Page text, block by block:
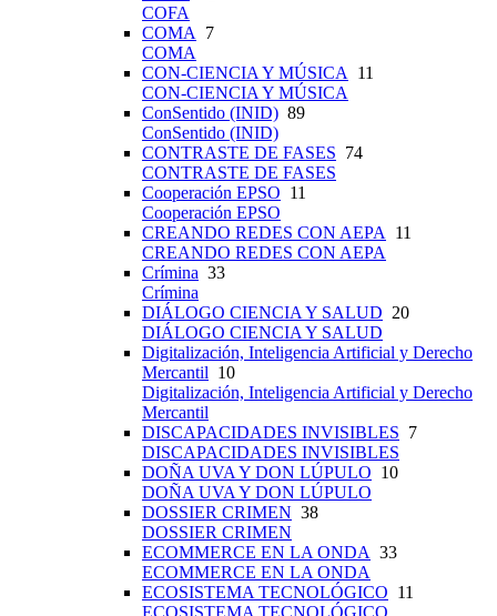
COFA
COMA
7
COMA
CON-CIENCIA Y MÚSICA
11
CON-CIENCIA Y MÚSICA
ConSentido (INID) 89
ConSentido (INID)
CONTRASTE DE FASES 74
CONTRASTE DE FASES
Cooperación EPSO 11
Cooperación EPSO
CREANDO REDES CON AEPA
11
CREANDO REDES CON AEPA
Crímina 33
Crímina
DIÁLOGO CIENCIA Y SALUD 20
DIÁLOGO CIENCIA Y SALUD
Digitalización, Inteligencia Artificial y Derecho
Mercantil 10
Digitalización, Inteligencia Artificial y Derecho
Mercantil
DISCAPACIDADES INVISIBLES 7
DISCAPACIDADES INVISIBLES
DOÑA UVA Y DON LÚPULO 10
DOÑA UVA Y DON LÚPULO
DOSSIER CRIMEN 38
DOSSIER CRIMEN
ECOMMERCE EN LA ONDA 33
ECOMMERCE EN LA ONDA
ECOSISTEMA TECNOLÓGICO 11